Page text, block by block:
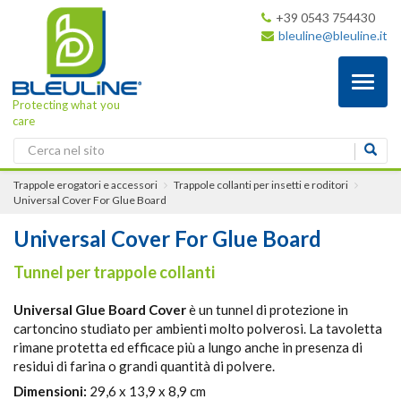
Protecting what you
care
+39 0543 754430
bleuline@bleuline.it
Trappole erogatori e accessori
Trappole collanti per insetti e roditori
Universal Cover For Glue Board
Universal Cover For Glue Board
Tunnel per trappole collanti
Universal Glue Board Coverè un tunnel di protezione in
cartoncino studiato per ambienti molto polverosi. La tavoletta
rimane protetta ed efficace più a lungo anche in presenza di
residui di farina o grandi quantità di polvere.
Dimensioni: 29,6 x 13,9 x 8,9 cm